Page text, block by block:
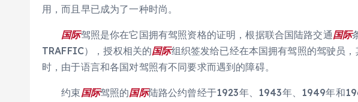
用，而且早已成为了一种时尚。
国际驾照是你在它国拥有驾照资格的证明，根据联合国陆路交通国际
TRAFFIC），授权相关的国际组织签发给已经在本国拥有驾照的驾驶员
时，由于语言和各国对驾照有不同要求而遇到的障碍。
约束国际驾照的国际陆路公约曾经于1923年、1943年、1949年和